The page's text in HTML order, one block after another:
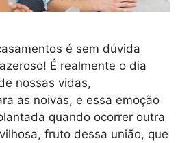
é sem dúvida
É realmente o dia
nossas vidas,
as noivas, e essa emoção
quando ocorrer outra
fruto dessa união, que